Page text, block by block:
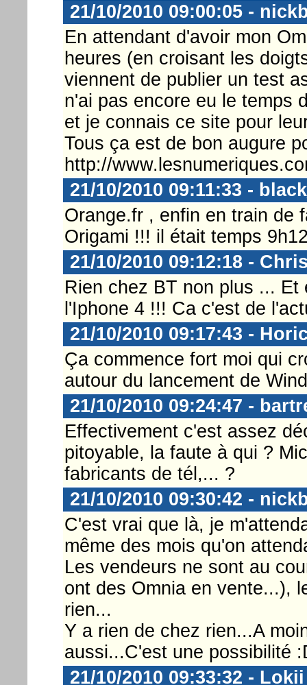
21/10/2010 09:00:05 -
En attendant d'avoir mon
heures (en croisant les
viennent de publier un test
n'ai pas encore eu le temps
et je connais ce site pour
Tous ça est de bon augure
http://
21/10/2010 09:11:33 -
Orange.fr , enfin en train de
Origami !!! il était temps
21/10/2010 09:12:18 -
Rien chez BT non plus ...
l'Iphone 4 !!! Ca c'est de
21/10/2010 09:17:43 -
Ça commence fort moi qui
autour du lancement de
21/10/2010 09:24:47 -
Effectivement c'est assez
pitoyable, la faute à qui ?
fabricants de tél,... ?
21/10/2010 09:30:42 -
C'est vrai que là, je
même des mois qu'on
Les vendeurs ne sont au
ont des Omnia en vente...),
rien...
Y a rien de chez rien...A
aussi...C'est une possibilité
21/10/2010 09:33:32 - Lokii